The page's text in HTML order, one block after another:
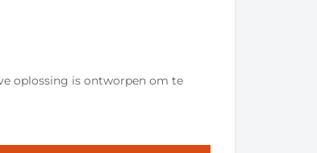
oplossing is ontworpen om te